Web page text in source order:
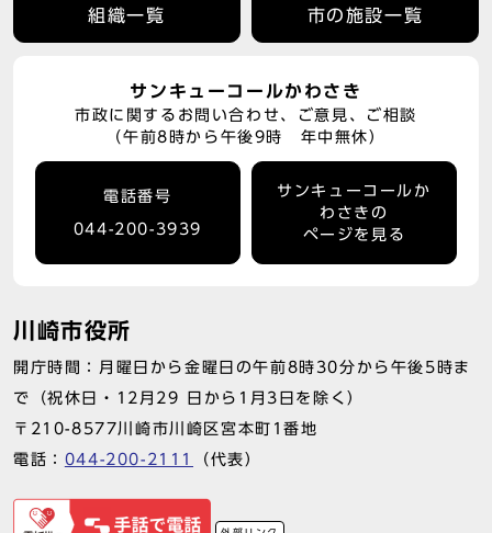
組織一覧 市の施設一覧
サンキューコールかわさき
市政に関するお問い合わせ、ご意見、ご相談
（午前8時から午後9時 年中無休）
電話番号
044-200-3939
サンキューコールか
わさきの
ページを見る
川崎市役所
開庁時間：月曜日から金曜日の午前8時30分から午後5時ま
で（祝休日・12月29 日から1月3日を除く）
〒210-8577川崎市川崎区宮本町1番地
電話： 044-200-2111 （代表）